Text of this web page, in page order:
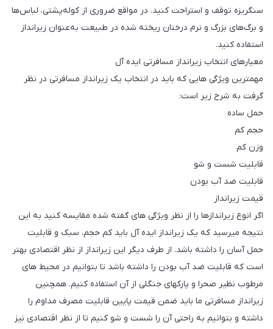
سنگریزه توقف و استراحت کنید. در مواقع ضروری از کوله‌پشتی، لباس‌ها
و برگ‌های بزرگ و نرم درختان ریخته شده در طبیعت به‌عنوان زیرانداز
استفاده کنید.
معیارهای انتخاب زیرانداز مسافرتی ایده آل
مهمترین ویژگی هایی که باید در انتخاب یک زیرانداز مسافرتی در نظر
گرفت به شرح زیر است:
حمل ساده
حجم کم
وزن کم
قابلیت شست و شو
قابلیت ضد آب بودن
قیمت زیرانداز
اگر انوع زیراندازها را از نظر ویژگی های گفته شده مقایسه کنید به این
نتیجه میرسید که یک زیرانداز ایده آل باید کم حجم، سبک و قابلیت
حمل آسان را داشته باشد. از طرف دیگر این زیرانداز از نظر اقتصادی بهتر
است که قابلیت ضد آب بودن را داشته باشد تا بتوانیم در محیط های
مرطوب نظیر صحرا و پارکهای جنگلی از آن استفاده کنیم. همچنین
زیرانداز مسافرتی ما باید ضمن قیمت پایین قابلیت مصرف مداوم را
داشته و بتوانیم به راحتی آن را شست و شو کنیم تا از نظر اقتصادی نیز